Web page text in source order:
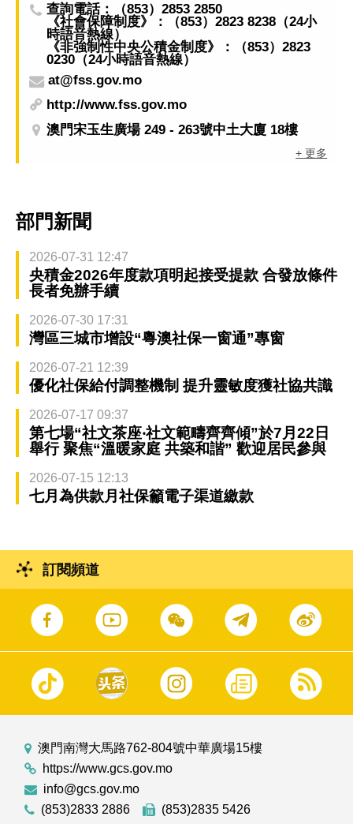
查詢電話：（853）2853 2850
《社會保障制度》：（853）2823 8238（24小
時語音熱線）
《非強制性中央公積金制度》：（853）2823
0230（24小時語音熱線）
at@fss.gov.mo
http://www.fss.gov.mo
澳門宋玉生廣場 249 - 263號中土大廈 18樓
+ 更多
部門新聞
2026-07-31 12:47
央積金2026年度款項明起接受提款 合發放條件
長者免辦手續
2026-07-30 17:31
灣區三城市增設“粵澳社保一窗通”專窗
2026-07-21 12:39
優化社保給付調整機制 提升靈敏度獲社協共識
2026-07-17 09:37
第七場“社文茶座‧社文範疇齊齊傾”於7月22日
舉行 聚焦“溫暖家庭 共築和諧” 歡迎居民參與
2026-07-15 12:13
七月為供款月社保籲電子渠道繳款
訂閱頻道
澳門南灣大馬路762-804號中華廣場15樓
https://www.gcs.gov.mo
info@gcs.gov.mo
(853)2833 2886
(853)2835 5426